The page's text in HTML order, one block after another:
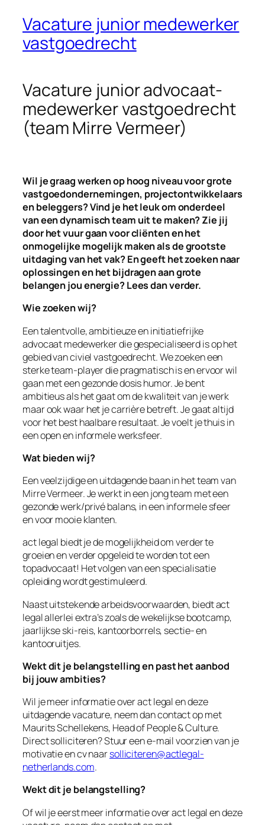
Vacature junior medewerker
vastgoedrecht
Vacature junior advocaat-
medewerker vastgoedrecht
(team Mirre Vermeer)
Wil je graag werken op hoog niveau voor grote
vastgoedondernemingen, projectontwikkelaars
en beleggers? Vind je het leuk om onderdeel
van een dynamisch team uit te maken? Zie jij
door het vuur gaan voor cliënten en het
onmogelijke mogelijk maken als de grootste
uitdaging van het vak? En geeft het zoeken naar
oplossingen en het bijdragen aan grote
belangen jou energie? Lees dan verder.
Wie zoeken wij?
Een talentvolle, ambitieuze en initiatiefrijke
advocaat medewerker die gespecialiseerd is op het
gebied van civiel vastgoedrecht. We zoeken een
sterke team-player die pragmatisch is en ervoor wil
gaan met een gezonde dosis humor. Je bent
ambitieus als het gaat om de kwaliteit van je werk
maar ook waar het je carrière betreft. Je gaat altijd
voor het best haalbare resultaat. Je voelt je thuis in
een open en informele werksfeer.
Wat bieden wij?
Een veelzijdige en uitdagende baan in het team van
Mirre Vermeer. Je werkt in een jong team met een
gezonde werk/privé balans, in een informele sfeer
en voor mooie klanten.
act legal biedt je de mogelijkheid om verder te
groeien en verder opgeleid te worden tot een
topadvocaat! Het volgen van een specialisatie
opleiding wordt gestimuleerd.
Naast uitstekende arbeidsvoorwaarden, biedt act
legal allerlei extra’s zoals de wekelijkse bootcamp,
jaarlijkse ski-reis, kantoorborrels, sectie- en
kantooruitjes.
Wekt dit je belangstelling en past het aanbod
bij jouw ambities?
Wil je meer informatie over act legal en deze
uitdagende vacature, neem dan contact op met
Maurits Schellekens, Head of People & Culture.
Direct solliciteren? Stuur een e-mail voorzien van je
motivatie en cv naarsolliciteren@actlegal-
netherlands.com.
Wekt dit je belangstelling?
Of wil je eerst meer informatie over act legal en deze